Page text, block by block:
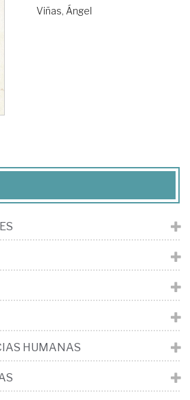
Viñas, Ángel
HUMANAS